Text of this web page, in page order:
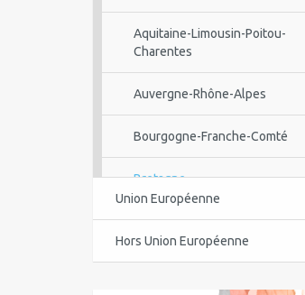
Aquitaine-Limousin-Poitou-
Charentes
Auvergne-Rhône-Alpes
Bourgogne-Franche-Comté
Bretagne
Centre-Val de Loire
Corse
Union Européenne
Hors Union Européenne